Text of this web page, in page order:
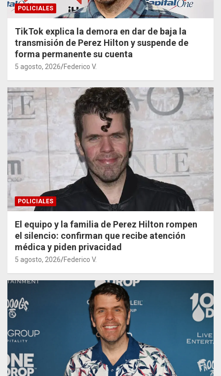
POLICIALES
TikTok explica la demora en dar de baja la
transmisión de Perez Hilton y suspende de
forma permanente su cuenta
5 agosto, 2026 Federico V.
POLICIALES
El equipo y la familia de Perez Hilton rompen
el silencio: confirman que recibe atención
médica y piden privacidad
5 agosto, 2026 Federico V.